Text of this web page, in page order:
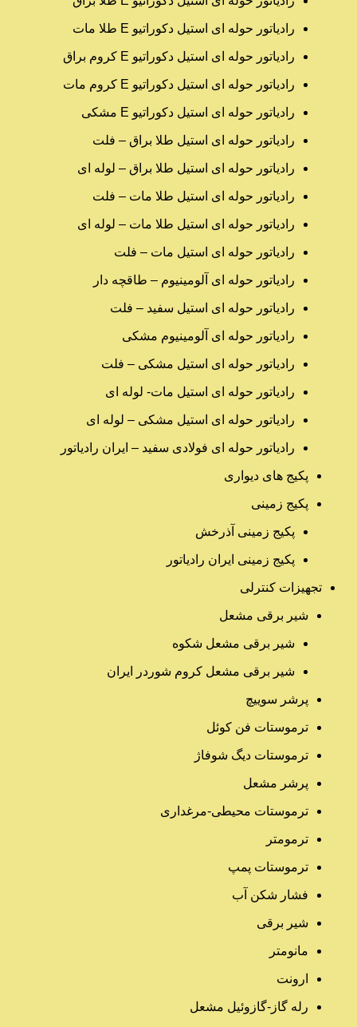
رادیاتور حوله ای استیل دکوراتیو E طلا مات
رادیاتور حوله ای استیل دکوراتیو E کروم براق
رادیاتور حوله ای استیل دکوراتیو E کروم مات
رادیاتور حوله ای استیل دکوراتیو E مشکی
رادیاتور حوله ای استیل طلا براق – فلت
رادیاتور حوله ای استیل طلا براق – لوله ای
رادیاتور حوله ای استیل طلا مات – فلت
رادیاتور حوله ای استیل طلا مات – لوله ای
رادیاتور حوله ای استیل مات – فلت
رادیاتور حوله ای آلومینیوم – طاقچه دار
رادیاتور حوله ای استیل سفید – فلت
رادیاتور حوله ای آلومینیوم مشکی
رادیاتور حوله ای استیل مشکی – فلت
رادیاتور حوله ای استیل مات- لوله ای
رادیاتور حوله ای استیل مشکی – لوله ای
رادیاتور حوله ای فولادی سفید – ایران رادیاتور
پکیج های دیواری
پکیج زمینی
پکیج زمینی آذرخش
پکیج زمینی ایران رادیاتور
تجهیزات کنترلی
شیر برقی مشعل
شیر برقی مشعل شکوه
شیر برقی مشعل کروم شوردر ایران
پرشر سوییچ
ترموستات فن کوئل
ترموستات دیگ شوفاژ
پرشر مشعل
ترموستات محیطی-مرغداری
ترمومتر
ترموستات پمپ
فشار شکن آب
شیر برقی
مانومتر
ارونت
رله گاز-گازوئیل مشعل